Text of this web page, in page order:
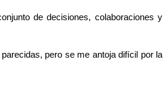
de decisiones, colaboraciones y
pero se me antoja difícil por la